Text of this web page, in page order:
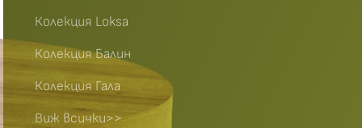
Колекция Loksa
Колекция Балин
Колекция Гала
Виж всички>>